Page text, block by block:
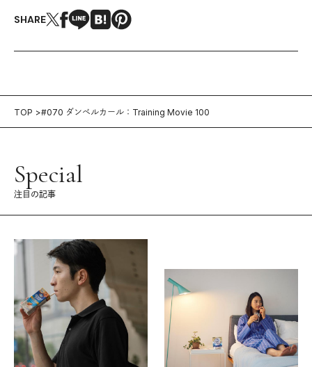
SHARE
TOP #070 ダンベルカール：Training Movie 100
Special
注目の記事